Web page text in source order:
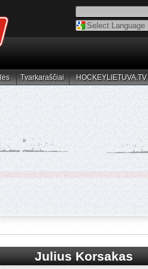
Powered by
Tvarkaraščiai
Tvarkaraščiai HOCKEYLIETUVA.TV
HOCKEYLIETUVA.TV
Julius Korsakas